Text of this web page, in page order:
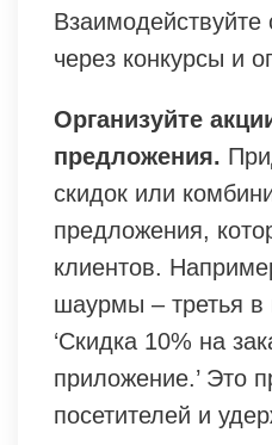
Взаимодействуйте
через конкурсы и
Организуйте
предложения.
скидок или
предложения,
клиентов.
шаурмы – третья в
‘Скидка 10% на
приложение.’ Это
посетителей и